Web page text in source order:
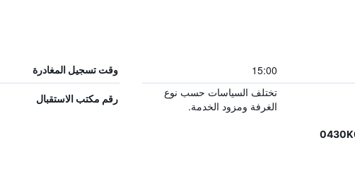
15:00 وقت تسجيل المغادرة
تختلف السياسات حسب نوع
الغرفة ومزود الخدمة.
رقم مكتب الاستقبال